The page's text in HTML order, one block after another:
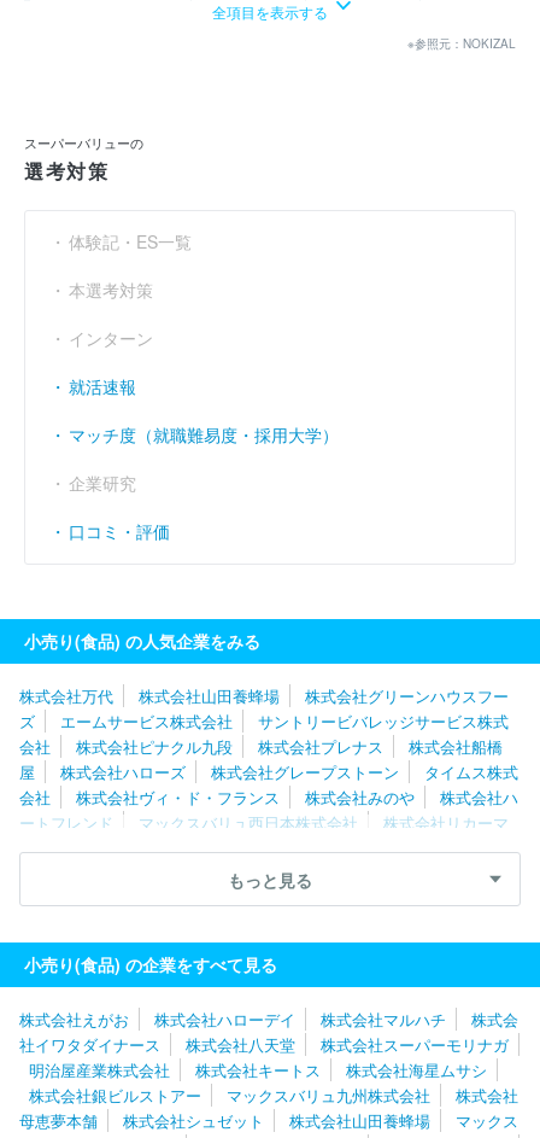
利益余剰金
売上伸び率
営業利益率 （％）
経常利益率 （％）
全項目を表示する
※参照元：NOKIZAL
スーパーバリューの
選考対策
体験記・ES一覧
本選考対策
インターン
就活速報
マッチ度（就職難易度・採用大学）
企業研究
口コミ・評価
小売り(食品) の人気企業をみる
株式会社万代 株式会社山田養蜂場
株式会社グリーンハウスフー
ズ
エームサービス株式会社
サントリービバレッジサービス株式
会社
株式会社ピナクル九段 株式会社プレナス
株式会社船橋
屋
株式会社ハローズ 株式会社グレープストーン
タイムス株式
会社
株式会社ヴィ・ド・フランス 株式会社みのや
株式会社ハ
ートフレンド
マックスバリュ西日本株式会社
株式会社リカーマ
ウンテン
スーパーサンシ株式会社 株式会社九州屋
株式会社オ
株式会社えがお
株式会社ハローデ
イ
式会社財宝
株式会社魚力
コンパスグループ・ジャパン株式会社
（西洋フード）
もっと見る
小売り(食品) の企業をすべて見る
株式会社えがお 株式会社ハローデイ 株式会社マルハチ
株式会
社イワタダイナース
株式会社八天堂
株式会社スーパーモリナガ
明治屋産業株式会社
株式会社キートス
株式会社海星ムサシ
株式会社銀ビルストアー
マックスバリュ九州株式会社
株式会社
母恵夢本舗
株式会社シュゼット 株式会社山田養蜂場
マックス